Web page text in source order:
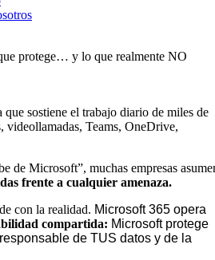
protege… y lo que realmente NO
sostiene el trabajo diario de miles de
videollamadas, Teams, OneDrive,
de Microsoft”, muchas empresas
frente a cualquier amenaza.
con la realidad. Microsoft 365 opera
compartida: Microsoft protege
de TUS datos y de la